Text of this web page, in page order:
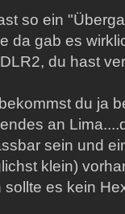
so ein
da gab es
du hast
du ja
an
sein und
klein)
sollte es kein